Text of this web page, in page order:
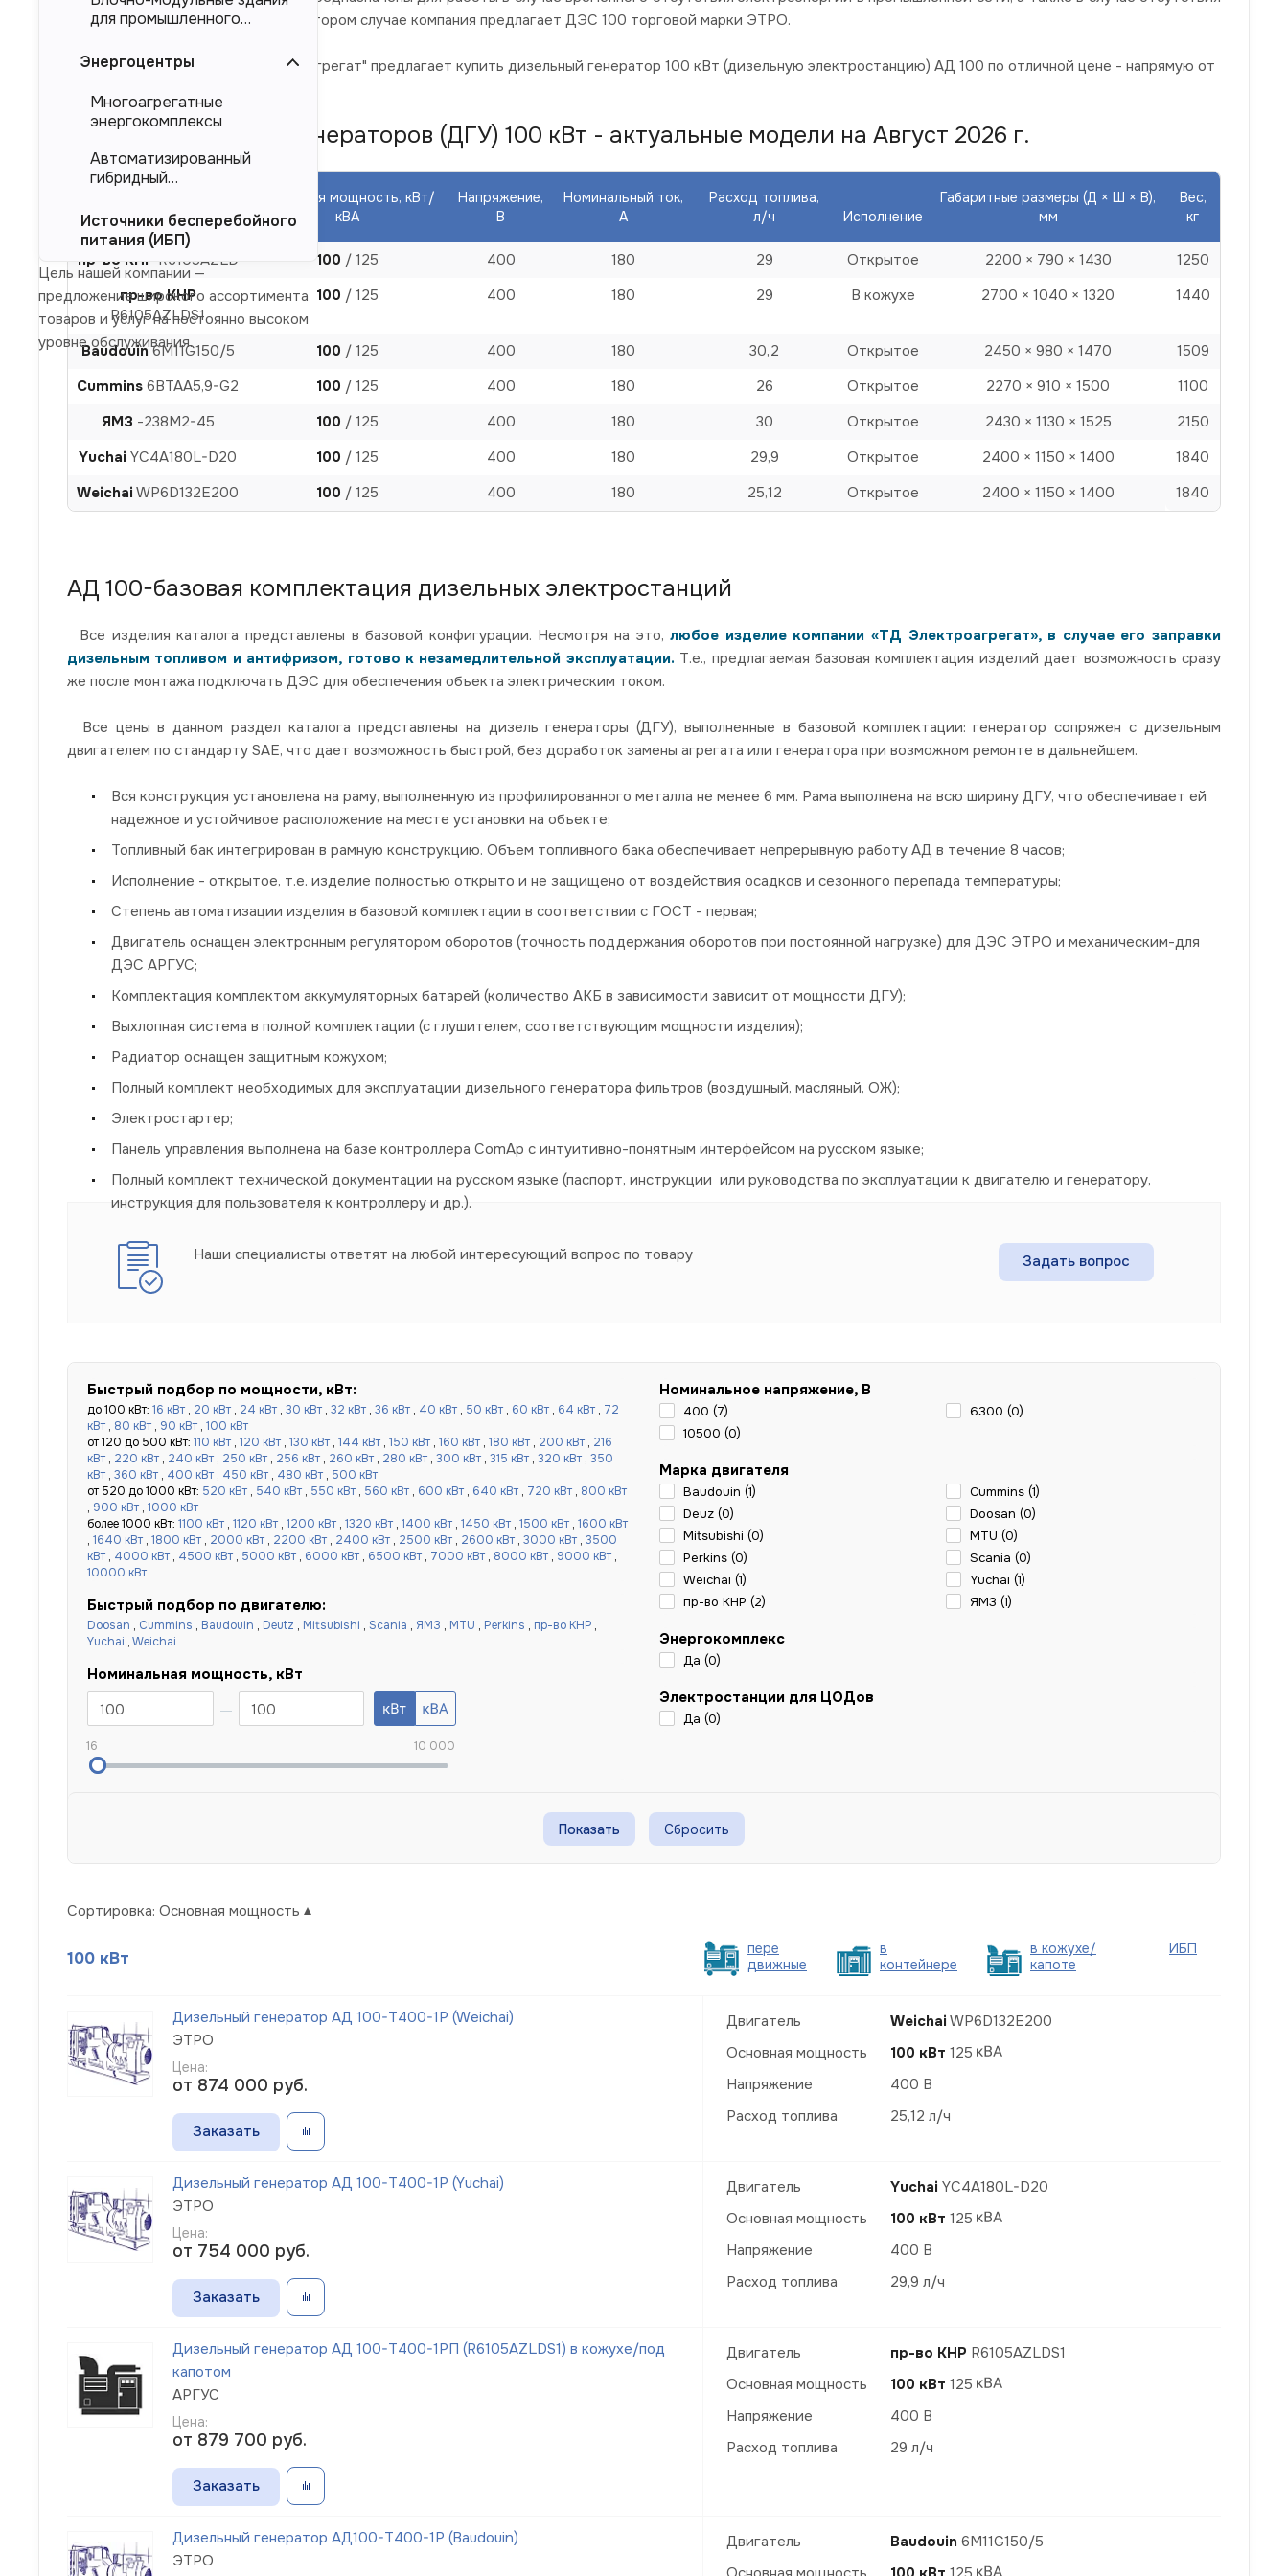
магистральных электросетей. Во втором случае компания предлагает ДЭС 100 торговой марки ЭТРО.
Компания "Торговый Дом Электроагрегат" предлагает купить дизельный генератор 100 кВт (дизельную электростанцию) АД 100 по отличной цене - напрямую от
Модели дизельных генераторов (ДГУ) 100 кВт - актуальные модели на Август 2026 г.
Двигатель
Основная мощность, кВт/
кВА
Напряжение,
В
Номинальный ток,
А
Расход топлива,
л/ч
Исполнение
Габаритные размеры (Д × Ш × В),
мм
Вес,
кг
пр-во КНР R6105AZLD 100 / 125 400 180 29 Открытое 2200 × 790 × 1430
1250
пр-во КНР
R6105AZLDS1
100 / 125 400 180 29 В кожухе 2700 × 1040 × 1320 1440
Baudouin6M11G150/5 100 / 125 400 180 30,2 Открытое 2450 × 980 × 1470
1509
Cummins 6BTAA5,9-G2 100 / 125 400 180 26 Открытое 2270 × 910 × 1500
1100
ЯМЗ -238М2-45 100 / 125 400 180 30 Открытое 2430 × 1130 × 1525
2150
Yuchai YC4A180L-D20 100 / 125 400 180 29,9 Открытое 2400 × 1150 × 1400
1840
Weichai WP6D132E200 100 / 125 400 180 25,12 Открытое 2400 × 1150 × 1400 1840
АД 100-базовая комплектация дизельных электростанций
Все изделия каталога представлены в базовой конфигурации. Несмотря на это, любое изделие компании «ТД Электроагрегат», в случае его заправки
дизельным топливом и антифризом, готово к незамедлительной эксплуатации. Т.е., предлагаемая базовая комплектация изделий дает возможность сразу
же после монтажа подключать ДЭС для обеспечения объекта электрическим током.
Все цены в данном раздел каталога представлены на дизель генераторы (ДГУ), выполненные в базовой комплектации: генератор сопряжен с дизельным
двигателем по стандарту SAE, что дает возможность быстрой, без доработок замены агрегата или генератора при возможном ремонте в дальнейшем.
Вся конструкция установлена на раму, выполненную из профилированного металла не менее 6 мм. Рама выполнена на всю ширину ДГУ, что обеспечивает ей
надежное и устойчивое расположение на месте установки на объекте;
Топливный бак интегрирован в рамную конструкцию. Объем топливного бака обеспечивает непрерывную работу АД в течение 8 часов;
Исполнение - открытое, т.е. изделие полностью открыто и не защищено от воздействия осадков и сезонного перепада температуры;
Степень автоматизации изделия в базовой комплектации в соответствии с ГОСТ - первая;
Двигатель оснащен электронным регулятором оборотов (точность поддержания оборотов при постоянной нагрузке) для ДЭС ЭТРО и механическим-для
ДЭС АРГУС;
Комплектация комплектом аккумуляторных батарей (количество АКБ в зависимости зависит от мощности ДГУ);
Выхлопная система в полной комплектации (с глушителем, соответствующим мощности изделия);
Радиатор оснащен защитным кожухом;
Полный комплект необходимых для эксплуатации дизельного генератора фильтров (воздушный, масляный, ОЖ);
Электростартер;
Панель управления выполнена на базе контроллера ComAp с интуитивно-понятным интерфейсом на русском языке;
Полный комплект технической документации на русском языке (паспорт, инструкции или руководства по эксплуатации к двигателю и генератору,
инструкция для пользователя к контроллеру и др.).
Наши специалисты ответят на любой интересующий вопрос по товару Задать вопрос
Быстрый подбор по мощности, кВт:
до 100 кВт: 16 кВт , 20 кВт , 24 кВт , 30 кВт , 32 кВт , 36 кВт , 40 кВт , 50 кВт , 60 кВт , 64 кВт , 72
кВт , 80 кВт , 90 кВт , 100 кВт
от 120 до 500 кВт: 110 кВт , 120 кВт , 130 кВт , 144 кВт , 150 кВт , 160 кВт , 180 кВт , 200 кВт , 216
кВт , 220 кВт , 240 кВт , 250 кВт , 256 кВт , 260 кВт , 280 кВт , 300 кВт , 315 кВт , 320 кВт , 350
кВт , 360 кВт , 400 кВт , 450 кВт , 480 кВт , 500 кВт
от 520 до 1000 кВт: 520 кВт , 540 кВт , 550 кВт , 560 кВт , 600 кВт , 640 кВт , 720 кВт , 800 кВт
, 900 кВт , 1000 кВт
более 1000 кВт: 1100 кВт , 1120 кВт , 1200 кВт , 1320 кВт , 1400 кВт , 1450 кВт , 1500 кВт , 1600 кВт
, 1640 кВт , 1800 кВт , 2000 кВт , 2200 кВт , 2400 кВт , 2500 кВт , 2600 кВт , 3000 кВт , 3500
кВт , 4000 кВт , 4500 кВт , 5000 кВт , 6000 кВт , 6500 кВт , 7000 кВт , 8000 кВт , 9000 кВт ,
10000 кВт
Быстрый подбор по двигателю:
Doosan , Cummins , Baudouin , Deutz , Mitsubishi , Scania , ЯМЗ , MTU , Perkins , пр-во КНР ,
Yuchai ,Weichai
Номинальная мощность, кВт
16 10 000
Номинальное напряжение, В
400 (7) 6300 (0)
10500 (0)
Марка двигателя
Baudouin (1) Cummins (1)
Deuz (0) Doosan (0)
Mitsubishi (0) MTU (0)
Perkins (0) Scania (0)
Weichai (1) Yuchai (1)
пр-во КНР (2) ЯМЗ (1)
Энергокомплекс
Да (0)
Электростанции для ЦОДов
Да (0)
Сбросить
Сортировка: Основная мощность
100 кВт
пере
движные
в
контейнере
в кожухе/
капоте
ИБП
Дизельный генератор АД 100-Т400-1Р (Weichai)
ЭТРО
Цена:
от 874 000 руб.
Заказать
Двигатель Weichai WP6D132E200
Основная мощность
100 кВт 125
Напряжение
400 В
Расход топлива
25,12 л/ч
Дизельный генератор АД 100-Т400-1Р (Yuchai)
ЭТРО
Цена:
от 754 000 руб.
Заказать
Двигатель Yuchai YC4A180L-D20
Основная мощность
100 кВт 125
Напряжение
400 В
Расход топлива
29,9 л/ч
Дизельный генератор АД 100-Т400-1РП (R6105AZLDS1) в кожухе/под
капотом
АРГУС
Цена:
от 879 700 руб.
Заказать
Двигатель пр-во КНР R6105AZLDS1
Основная мощность
100 кВт 125
Напряжение
400 В
Расход топлива
29 л/ч
Дизельный генератор АД100-Т400-1Р (Baudouin)
ЭТРО
Двигатель Baudouin 6M11G150/5
для промышленного
оборудования (БМЗ)
Энергоцентры
Многоагрегатные
энергокомплексы
Автоматизированный
гибридный
Источники бесперебойного
питания (ИБП)
Цель нашей компании —
предложение широкого ассортимента
товаров и услуг на постоянно высоком
уровне обслуживания.